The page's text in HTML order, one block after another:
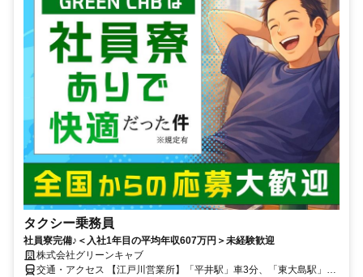
タクシー乗務員
社員寮完備♪＜入社1年目の平均年収607万円＞未経験歓迎
株式会社グリーンキャブ
交通・アクセス 【江戸川営業所】「平井駅」車3分、「東大島駅」車